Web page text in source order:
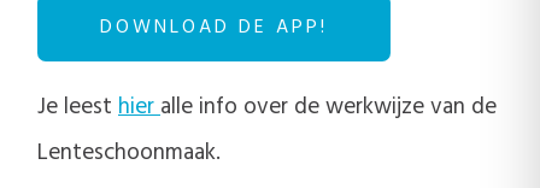
DOWNLOAD DE APP!
Je leest hieralle info over de werkwijze van de
Lenteschoonmaak.